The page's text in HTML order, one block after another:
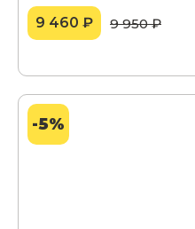
9 460 ₽ 9 950 ₽
-5%